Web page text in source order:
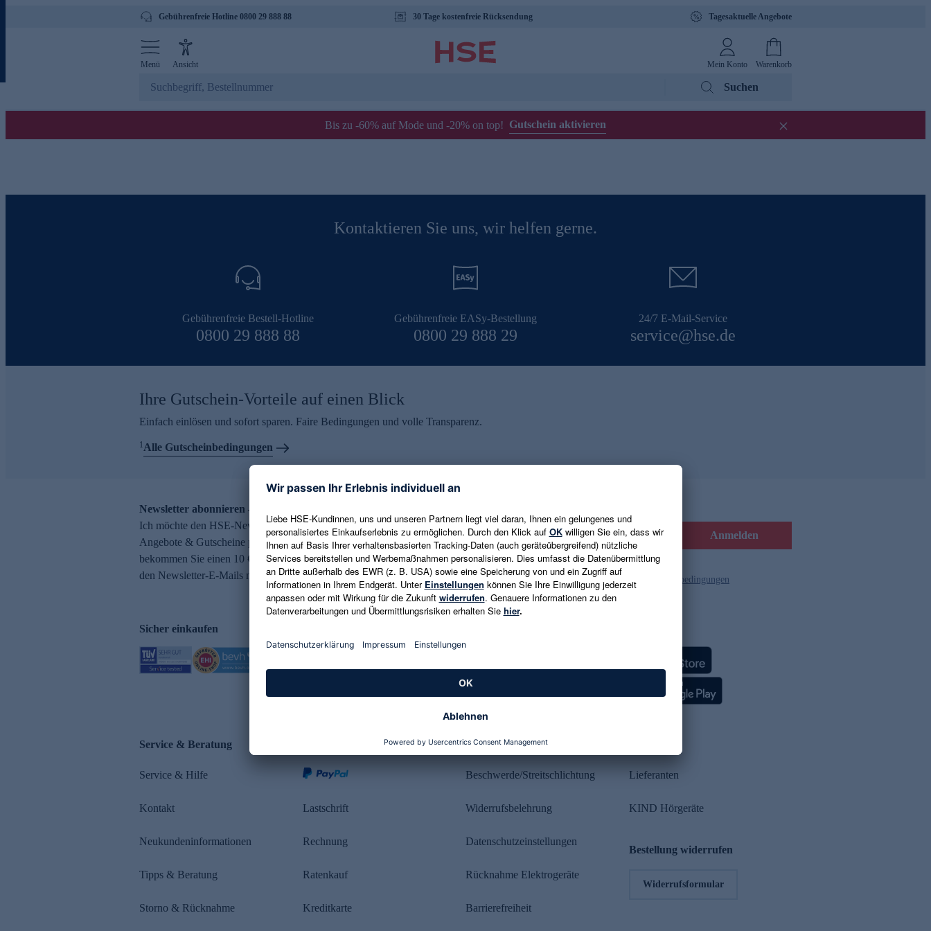
Gebührenfreie Hotline 0800 29 888 88 30 Tage kostenfreie Rücksendung Tagesaktuelle Angebote
Menü Ansicht Mein Konto Warenkorb
Suchen
Bis zu -60% auf Mode und -20% on top! Gutschein aktivieren
Kontaktieren Sie uns, wir helfen gerne.
Gebührenfreie Bestell-Hotline
0800 29 888 88
Gebührenfreie EASy-Bestellung
0800 29 888 29
24/7 E-Mail-Service
service@hse.de
Ihre Gutschein-Vorteile auf einen Blick
Einfach einlösen und sofort sparen. Faire Bedingungen und volle Transparenz.
1Alle Gutscheinbedingungen
Newsletter abonnieren – 10 € Gutschein erhalten
Ich möchte den HSE-Newsletter abonnieren und aktuelle Trends,
Angebote & Gutscheine per E-Mail erhalten. Als Dankeschön
bekommen Sie einen 10 € Gutschein. Eine Abmeldung ist jederzeit in
den Newsletter-E-Mails möglich.
E-Mail-Adresse eingeben Anmelden
Es gelten die Datenschutzrichtlinien und die Gutscheinbedingungen
Sicher einkaufen
Service & Beratung
Service & Hilfe
Kontakt
Neukundeninformationen
Tipps & Beratung
Storno & Rücknahme
Lastschrift
Rechnung
Ratenkauf
Kreditkarte
Rechtliches
Beschwerde/Streitschlichtung
Widerrufsbelehrung
Datenschutzeinstellungen
Rücknahme Elektrogeräte
Barrierefreiheit
Lieferanten
KIND Hörgeräte
Bestellung widerrufen
Widerrufsformular